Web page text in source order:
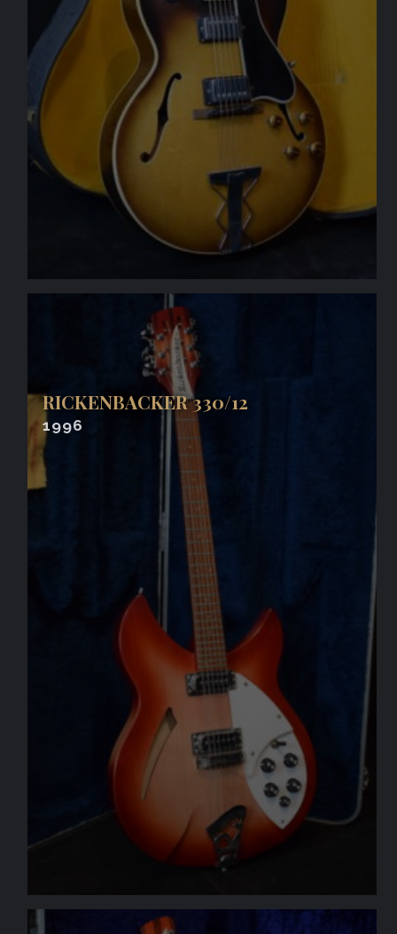
RICKENBACKER 330/12
1996